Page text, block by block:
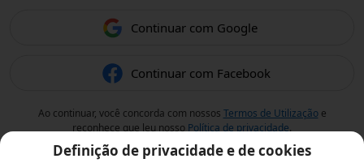
Continuar com Google
Continuar com Facebook
Ao continuar, você concorda com nossos Termos de Utilizaçãoe
reconhece que leu nosso Política de privacidade.
Definição de privacidade e de cookies